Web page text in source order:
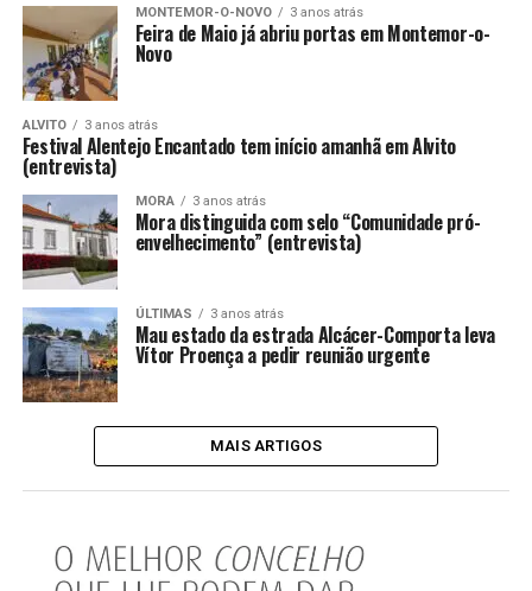
MONTEMOR-O-NOVO 3 anos atrás
Feira de Maio já abriu portas em Montemor-o-
Novo
ALVITO 3 anos atrás
Festival Alentejo Encantado tem início amanhã em Alvito
(entrevista)
MORA 3 anos atrás
Mora distinguida com selo “Comunidade pró-
envelhecimento” (entrevista)
ÚLTIMAS 3 anos atrás
Mau estado da estrada Alcácer-Comporta leva
Vítor Proença a pedir reunião urgente
MAIS ARTIGOS